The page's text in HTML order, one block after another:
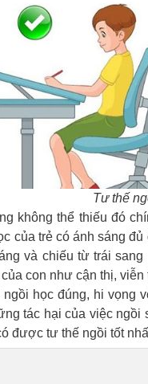
Tư thế
không thể thiếu đó
của trẻ có ánh sáng
và chiếu từ trái
của con như cận thị, viễn
học đúng, hi vọng
tác hại của việc
được tư thế ngồi tốt